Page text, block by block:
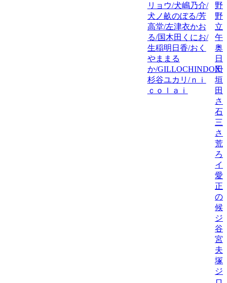
リョウ/犬嶋乃介/
犬ノ畝のぼる/芳
高堂/左津衣かお
る/国木田くにお/
生稲明日香/おく
やままる
か/
杉谷ユカリ/ｎｉ
ｃｏｌａｉ
野
野
立
午
奥
日
田
垣
田
さ
石
三
さ
荒
ろ
イ
愛
正
の
候/
ジ
谷
宮
夫
塚
ジ